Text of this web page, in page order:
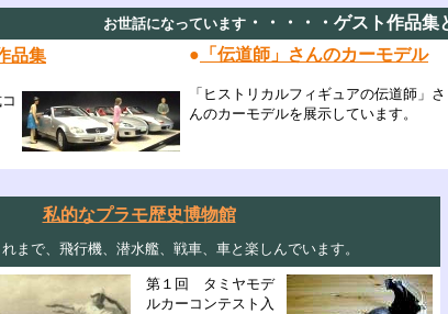
お世話になっています ・・・・・ゲスト作品
品集 ● 「伝道師」さんのカーモデル
「ヒストリカルフィギュアの伝道師」さ
んのカーモデルを展示しています。
私的なプラモ歴史博物館
まで、飛行機、潜水艦、戦車、車と楽しんでいます。
第１回 タミヤモデ
ルカーコンテスト入